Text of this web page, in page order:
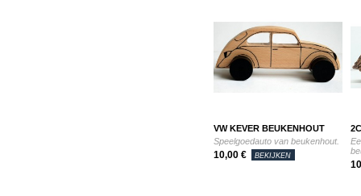
VW KEVER BEUKENHOUT
Speelgoedauto van beukenhout.
10,00 € BEKIJKEN